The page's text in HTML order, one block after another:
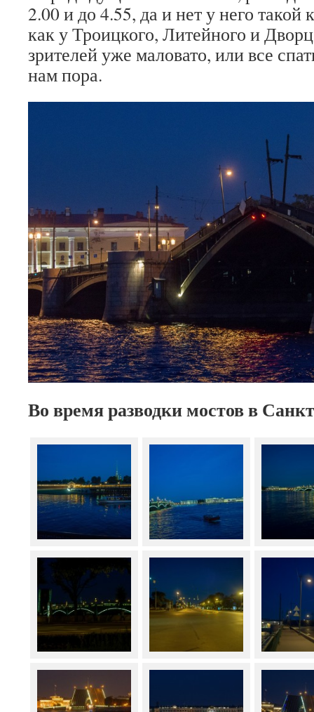
2.00 и до 4.55, да и нет у него такой
как у Троицкого, Литейного и
зрителей уже маловато, или все
нам пора.
Во время разводки мостов в